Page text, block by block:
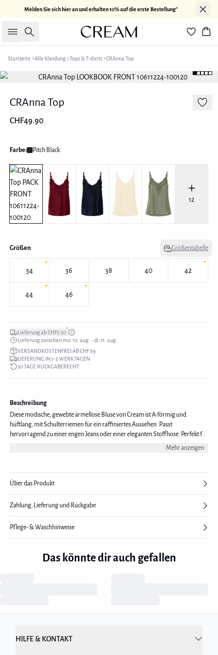
Melden Sie sich hier an und erhalten 10% auf die erste Bestellung*
Suche
Startseite Alle Kleidung Tops & T-shirts CRAnna Top
CRAnna Top
CHF49.90
Farbe: Pitch Black
12
Größen Größentabelle
34 36 38 40 42
44 46
Lieferung ab CHF5.50*
Lieferung zwischen mo. 10. aug. - di. 11. aug.
VERSANDKOSTENFREI AB CHF 69
LIEFERUNG IN 1-2 WERKTAGEN
30 TAGE RÜCKGABERECHT
Beschreibung
Diese modische, gewebte ärmellose Bluse von Cream ist A-förmig und
hüftlang, mit Schulterriemen für ein raffiniertes Aussehen. Passt
hervorragend zu einer engen Jeans oder einer eleganten Stoffhose. Perfekt für
Mehr anzeigen
Über das Produkt
Zahlung, Lieferung und Rückgabe
Pflege- & Waschhinweise
Das könnte dir auch gefallen
HILFE & KONTAKT